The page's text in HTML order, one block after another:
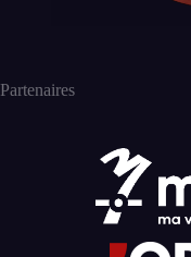
Partenaires